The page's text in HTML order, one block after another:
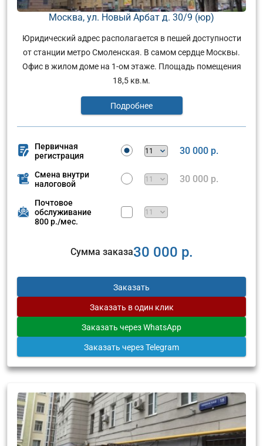
Москва, ул. Новый Арбат д. 30/9 (юр)
Юридический адрес располагается в пешей доступности
от станции метро Смоленская. В самом сердце Москвы.
Офис в жилом доме на 1-ом этаже. Площадь помещения
18,5 кв.м.
Подробнее
Первичная
регистрация
30 000 р.
Смена внутри
налоговой
30 000 р.
Почтовое
обслуживание
800 р./мес.
Сумма заказа30 000 р.
Заказать
Заказать в один клик
Заказать через WhatsApp
Заказать через Telegram